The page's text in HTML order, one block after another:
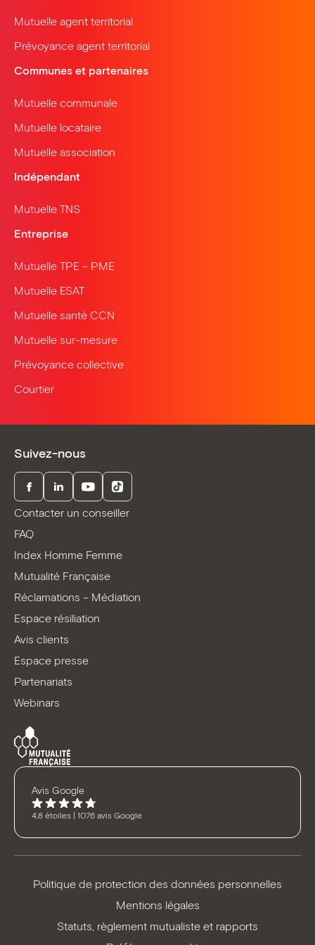
Mutuelle agent territorial
Prévoyance agent territorial
Communes et partenaires
Mutuelle communale
Mutuelle locataire
Mutuelle association
Indépendant
Mutuelle TNS
Entreprise
Mutuelle TPE – PME
Mutuelle ESAT
Mutuelle santé CCN
Mutuelle sur-mesure
Prévoyance collective
Courtier
Suivez-nous
FacebookLinkedInYoutubeTikTok
Contacter un conseiller
FAQ
Index Homme Femme
Mutualité Française
Réclamations – Médiation
Espace résiliation
Avis clients
Espace presse
Partenariats
Webinars
Avis Google
4,8 étoiles | 1076 avis Google
Politique de protection des données personnelles
Mentions légales
Statuts, règlement mutualiste et rapports